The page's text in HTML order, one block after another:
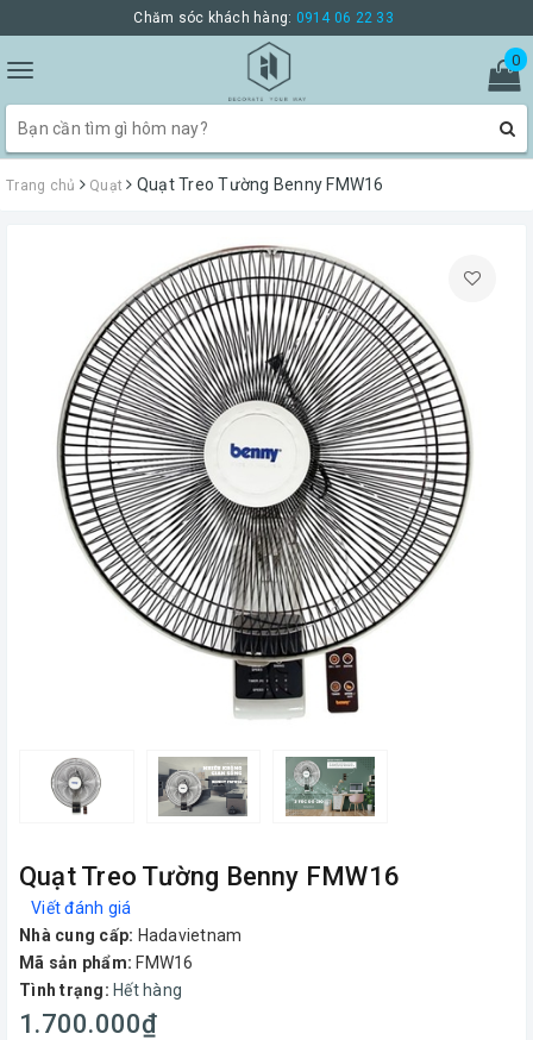
Chăm sóc khách hàng: 0914 06 22 33
Toggle
navigation
0
Trang chủ Quạt Quạt Treo Tường Benny FMW16
Quạt Treo Tường Benny FMW16
Viết đánh giá
Nhà cung cấp: Hadavietnam
Mã sản phẩm: FMW16
Tình trạng: Hết hàng
1.700.000₫